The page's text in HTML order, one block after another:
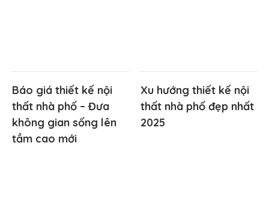
Báo giá thiết kế nội
thất nhà phố – Đưa
không gian sống lên
tầm cao mới
Xu hướng thiết kế nội
thất nhà phố đẹp nhất
2025